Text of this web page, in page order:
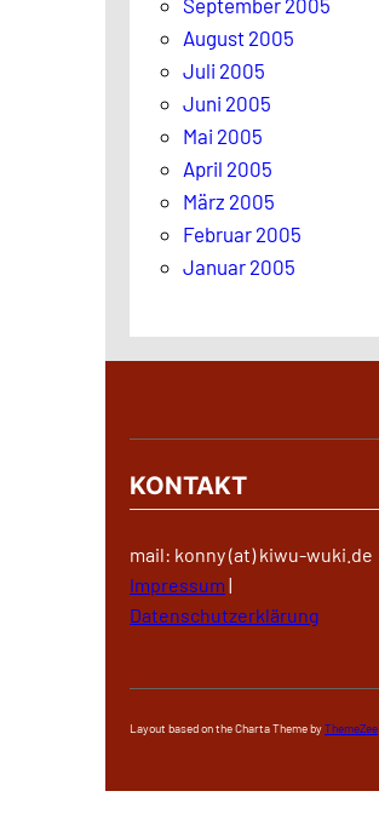
September 2005
August 2005
Juli 2005
Juni 2005
Mai 2005
April 2005
März 2005
Februar 2005
Januar 2005
KONTAKT
mail: konny (at) kiwu-wuki.de
Impressum |
Datenschutzerklärung
Layout based on the Charta Theme byThemeZee